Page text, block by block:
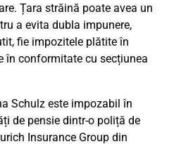
Țara străină poate avea un
a evita dubla impunere,
fie impozitele plătite în
în conformitate cu secțiunea
Schulz este impozabil în
de pensie dintr-o poliță de
Insurance Group din